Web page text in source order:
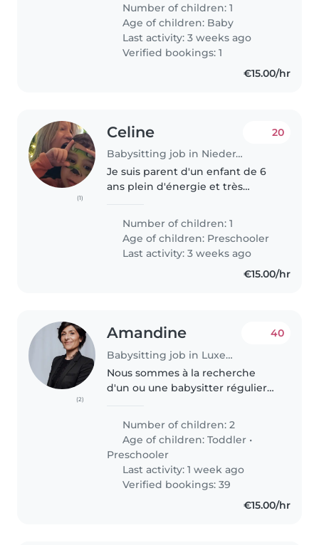
after our energetic, curious, and
talkative baby. We..
Number of children: 1
Age of children: Baby
Last activity: 3 weeks ago
Verified bookings: 1
€15.00/hr
(1)
Celine
Babysitting job in Niederanven
20
Je suis parent d'un enfant de 6
ans plein d'énergie et très
baby-sitter ou une assistante
maternelle qui pourra s'occuper
de lui avec beaucoup de soin..
Number of children: 1
Age of children: Preschooler
Last activity: 3 weeks ago
€15.00/hr
(2)
Amandine
Babysitting job in Luxembourg
40
Nous sommes à la recherche
d'un ou une babysitter régulier
Noah 5ans et Sacha 2ans. Ils sont
tous deux dynamiques, sociaux
et curieux. Ils adorent..
Number of children: 2
Age of children:Toddler •
Preschooler
Last activity: 1 week ago
Verified bookings: 39
€15.00/hr